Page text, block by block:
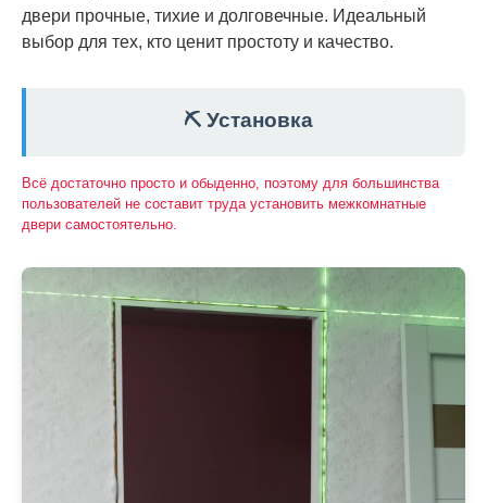
двери прочные, тихие и долговечные. Идеальный
выбор для тех, кто ценит простоту и качество.
⛏️ Установка
Всё достаточно просто и обыденно, поэтому для большинства
пользователей не составит труда установить межкомнатные
двери самостоятельно.